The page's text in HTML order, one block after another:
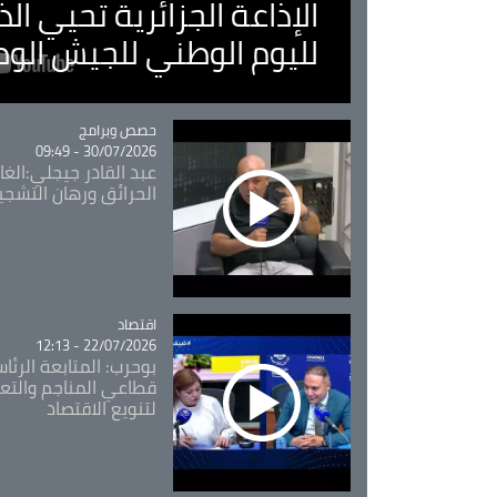
الإذاعة الجزائرية تحيي
لليوم الوطني للجيش
Catégorie
حصص وبرامج
30/07/2026 - 09:49
عبد القادر
الحرائق ورهان
Catégorie
اقتصاد
22/07/2026 - 12:13
بوحرب: المتابعة
قطاعي المناجم
لتنويع الاقتصاد